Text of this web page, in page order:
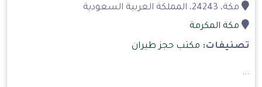
مكة، 24243، المملكة العربية السعودية
مكة المكرمة
تصنيفات: مكتب حجز طيران
...